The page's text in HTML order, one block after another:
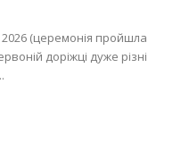
2026 (церемонія пройшла
доріжці дуже різні